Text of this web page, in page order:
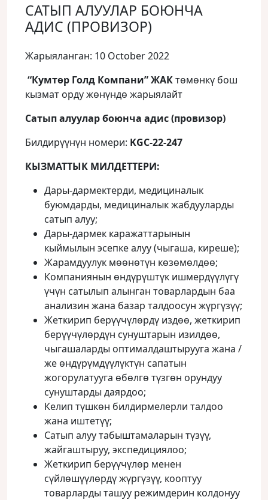
САТЫП АЛУУЛАР БОЮНЧА
АДИС (ПРОВИЗОР)
Жарыяланган: 10 October 2022
“Кумтөр Голд Компани” ЖАКтөмөнкү бош
кызмат орду жөнүндө жарыялайт
Сатып алуулар боюнча адис (провизор)
Билдирүүнүн номери: KGC-22-247
КЫЗМАТТЫК МИЛДЕТТЕРИ:
Дары-дармектерди, медициналык
буюмдарды, медициналык жабдууларды
сатып алуу;
Дары-дармек каражаттарынын
кыймылын эсепке алуу (чыгаша, киреше);
Жарамдуулук мөөнөтүн көзөмөлдөө;
Компаниянын өндүрүштүк ишмердүүлүгү
үчүн сатылып алынган товарлардын баа
анализин жана базар талдоосун жүргүзүү;
Жеткирип берүүчүлөрдү издөө, жеткирип
берүүчүлөрдүн сунуштарын изилдөө,
чыгашаларды оптималдаштырууга жана /
же өндүрүмдүүлүктүн сапатын
жогорулатууга өбөлгө түзгөн орундуу
сунуштарды даярдоо;
Келип түшкөн билдирмелерли талдоо
жана иштетүү;
Сатып алуу табыштамаларын түзүү,
жайгаштыруу, экспедициялоо;
Жеткирип берүүчүлөр менен
сүйлөшүүлөрдү жүргүзүү, кооптуу
товарларды ташуу режимдерин колдонуу